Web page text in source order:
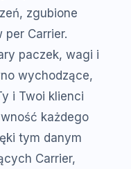
zgubione
Carrier.
paczek, wagi i
wychodzące,
i Twoi klienci
każdego
tym danym
Carrier,